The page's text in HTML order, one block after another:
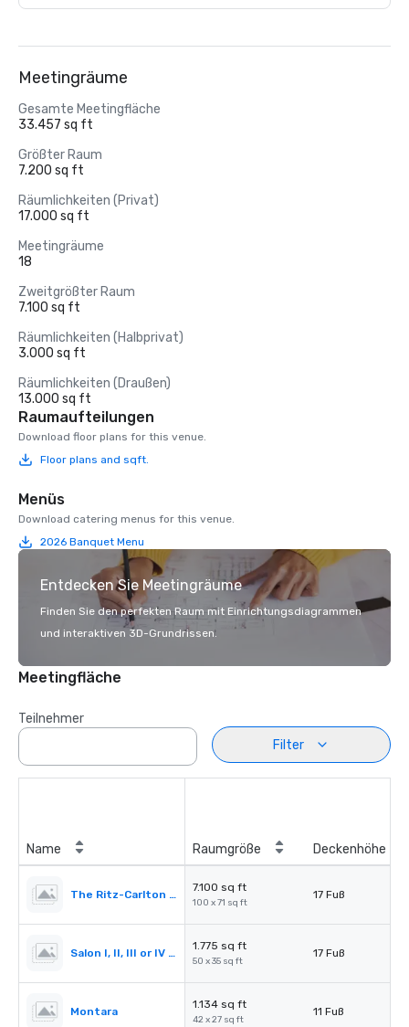
Meetingräume
Gesamte Meetingfläche
33.457 sq ft
Größter Raum
7.200 sq ft
Räumlichkeiten (Privat)
17.000 sq ft
Meetingräume
18
Zweitgrößter Raum
7.100 sq ft
Räumlichkeiten (Halbprivat)
3.000 sq ft
Räumlichkeiten (Draußen)
13.000 sq ft
Raumaufteilungen
Download floor plans for this venue.
Floor plans and sqft.
Menüs
Download catering menus for this venue.
2026 Banquet Menu
Entdecken Sie Meetingräume
Finden Sie den perfekten Raum mit Einrichtungsdiagrammen
und interaktiven 3D-Grundrissen.
Meetingfläche
Teilnehmer
Filter
Name Raumgröße Deckenhöhe
The Ritz-Carlton Ballroom
7.100 sq ft
100 x 71 sq ft
17 Fuß
Salon I, II, III or IV (Ballroom)
1.775 sq ft
50 x 35 sq ft
17 Fuß
Montara
1.134 sq ft
42 x 27 sq ft
11 Fuß